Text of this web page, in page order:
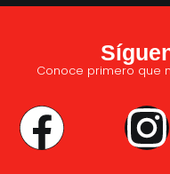
Conoce primero que